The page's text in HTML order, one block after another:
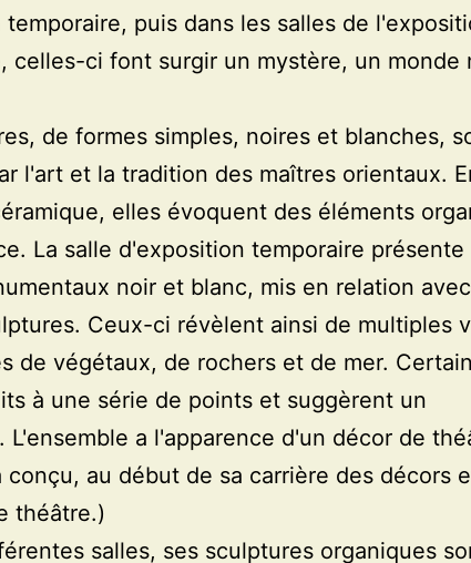
puis dans les salles de
celles-ci font surgir un mystère, un monde
de formes simples, noires et blanches,
l'art et la tradition des maîtres orientaux.
elles évoquent des éléments
La salle d'exposition temporaire présente
noir et blanc, mis en relation
Ceux-ci révèlent ainsi de multiples
de végétaux, de rochers et de mer.
à une série de points et suggèrent un
L'ensemble a l'apparence d'un décor de
conçu, au début de sa carrière des décors
théâtre.)
salles, ses sculptures organiques